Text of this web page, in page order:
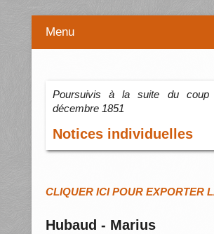
Menu
Poursuivis à la suite du coup
décembre 1851
Notices individuelles
CLIQUER ICI POUR EXPORTER
Hubaud - Marius